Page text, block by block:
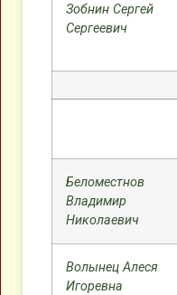
Зобнин Сергей
Сергеевич
Беломестнов
Владимир
Николаевич
Волынец Алеся
Игоревна